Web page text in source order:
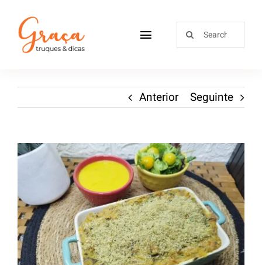
Receitas
Sobre
Blog
Contactos
Anterior Seguinte